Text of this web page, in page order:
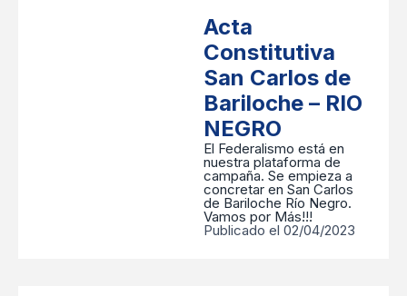
Acta
Constitutiva
San Carlos de
Bariloche – RIO
NEGRO
El Federalismo está en
nuestra plataforma de
campaña. Se empieza a
concretar en San Carlos
de Bariloche Río Negro.
Vamos por Más!!!
Publicado el 02/04/2023